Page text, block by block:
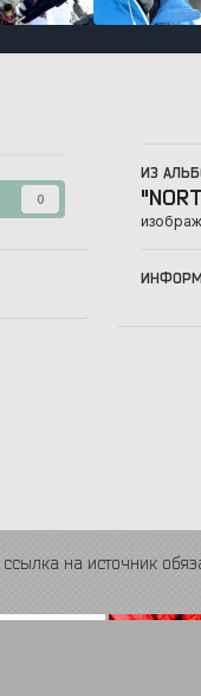
0
ИЗ
на источник